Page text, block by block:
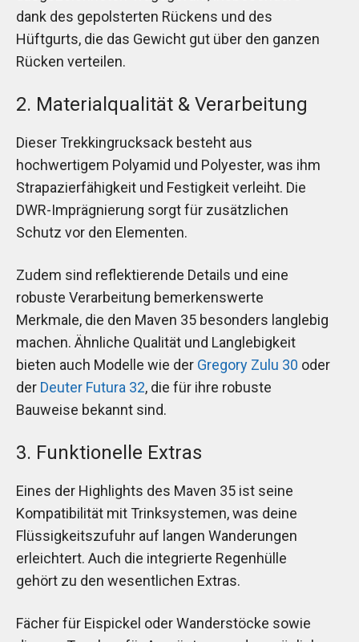
dank des gepolsterten Rückens und des
Hüftgurts, die das Gewicht gut über den ganzen
Rücken verteilen.
2. Materialqualität & Verarbeitung
Dieser Trekkingrucksack besteht aus
hochwertigem Polyamid und Polyester, was ihm
Strapazierfähigkeit und Festigkeit verleiht. Die
DWR-Imprägnierung sorgt für zusätzlichen
Schutz vor den Elementen.
Zudem sind reflektierende Details und eine
robuste Verarbeitung bemerkenswerte
Merkmale, die den Maven 35 besonders langlebig
machen. Ähnliche Qualität und Langlebigkeit
bieten auch Modelle wie der Gregory Zulu 30 oder
der Deuter Futura 32, die für ihre robuste
Bauweise bekannt sind.
3. Funktionelle Extras
Eines der Highlights des Maven 35 ist seine
Kompatibilität mit Trinksystemen, was deine
Flüssigkeitszufuhr auf langen Wanderungen
erleichtert. Auch die integrierte Regenhülle
gehört zu den wesentlichen Extras.
Fächer für Eispickel oder Wanderstöcke sowie